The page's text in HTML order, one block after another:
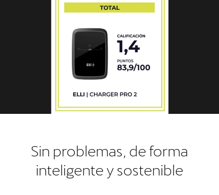
Sin problemas, de forma
inteligente y sostenible